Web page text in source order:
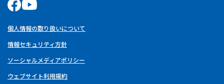
個人情報の取り扱いについて
情報セキュリティ方針
ソーシャルメディアポリシー
ウェブサイト利用規約